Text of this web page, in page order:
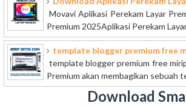
Movavi Aplikasi Perekam Layar
Premium 2025Aplikasi Perekam
template blogger premium free
template blogger premium free
Premium akan membagikan sebuah
Download